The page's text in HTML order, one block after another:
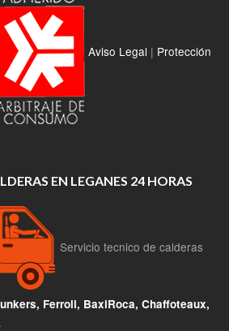
Aviso Legal | Protección
EN LEGANES 24 HORAS
Servicio tecnico de calderas
Ferroli, BaxiRoca, Chaffoteaux,